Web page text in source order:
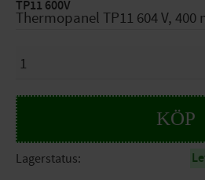
TP11 600V
KÖP
Lagerstatus